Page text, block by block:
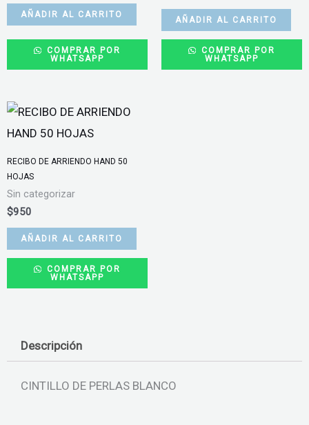
AÑADIR AL CARRITO
COMPRAR POR
WHATSAPP
AÑADIR AL CARRITO
COMPRAR POR
WHATSAPP
RECIBO DE ARRIENDO HAND 50
HOJAS
Sin categorizar
$950
AÑADIR AL CARRITO
COMPRAR POR
WHATSAPP
Descripción
CINTILLO DE PERLAS BLANCO